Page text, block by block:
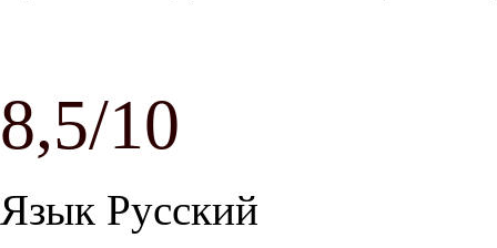
8,5/10
Язык Русский